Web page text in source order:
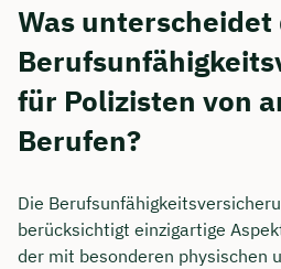
Was unterscheidet
für Polizisten von
Berufen?
Die
berücksichtigt einzigartige
der mit besonderen physischen